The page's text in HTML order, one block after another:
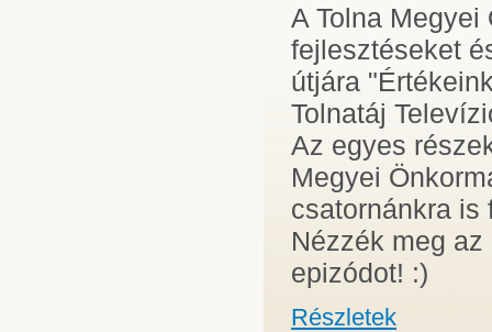
A Tolna
fejlesztéseket
útjára
Tolnatáj
Az egyes
Megyei
csatornánkra is
Nézzék meg
epizódot! :)
Részletek